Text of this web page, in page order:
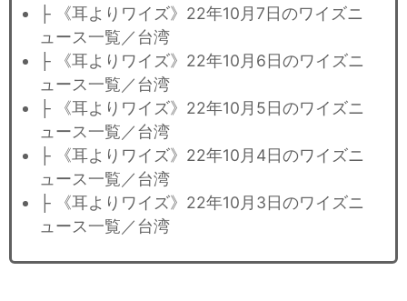
├ 《耳よりワイズ》22年10月7日のワイズニ
ュース一覧／台湾
├ 《耳よりワイズ》22年10月6日のワイズニ
ュース一覧／台湾
├ 《耳よりワイズ》22年10月5日のワイズニ
ュース一覧／台湾
├ 《耳よりワイズ》22年10月4日のワイズニ
ュース一覧／台湾
├ 《耳よりワイズ》22年10月3日のワイズニ
ュース一覧／台湾